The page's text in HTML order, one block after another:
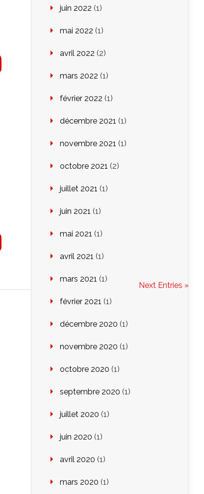
Next Entries »
juin 2022 (1)
mai 2022 (1)
avril 2022 (2)
mars 2022 (1)
février 2022 (1)
décembre 2021 (1)
novembre 2021 (1)
octobre 2021 (2)
juillet 2021 (1)
juin 2021 (1)
mai 2021 (1)
avril 2021 (1)
mars 2021 (1)
février 2021 (1)
décembre 2020 (1)
novembre 2020 (1)
octobre 2020 (1)
septembre 2020 (1)
juillet 2020 (1)
juin 2020 (1)
avril 2020 (1)
mars 2020 (1)